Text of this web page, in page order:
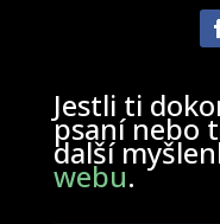
Jestli ti
psaní nebo
další
webu.